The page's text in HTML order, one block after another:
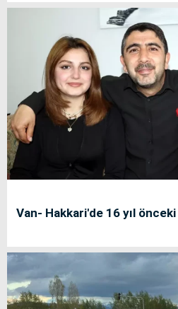
Van- Hakkari'de 16 yıl